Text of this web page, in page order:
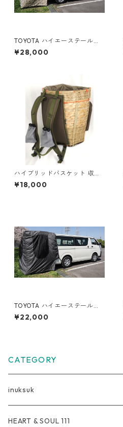
TOYOTA ハイエーステールゲ
ートテント【カモ】
¥28,000
ハイブリッドバスケット 収穫
L
¥18,000
TOYOTA ハイエーステールゲ
ートテント【ブラック】
¥22,000
CATEGORY
inuksuk
Everyday
HEART & SOUL 111